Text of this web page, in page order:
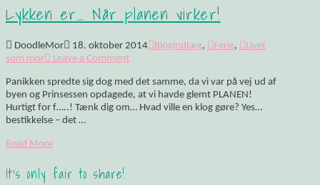
Lykken er… Når planen virker!
DoodleMor 18. oktober 2014 Blogindlæg, Ferie,
Livet
som mor
Leave a Comment
Panikken spredte sig dog med det samme, da vi var på vej ud af
byen og Prinsessen opdagede, at vi havde glemt PLANEN!
Hurtigt for f…..! Tænk dig om… Hvad ville en klog gøre? Yes…
bestikkelse – det …
Read More
It's only fair to share!